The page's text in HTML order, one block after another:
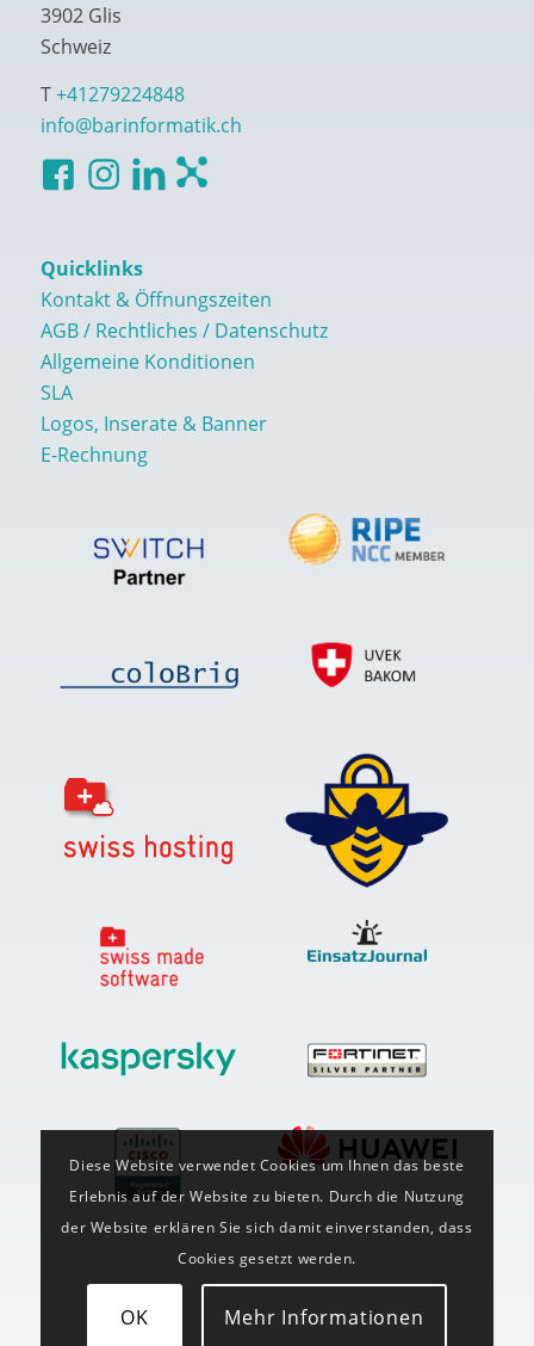
3902 Glis
Schweiz
T+41279224848
info@barinformatik.ch
Quicklinks
Kontakt & Öffnungszeiten
AGB / Rechtliches / Datenschutz
Allgemeine Konditionen
SLA
Logos, Inserate & Banner
E-Rechnung
Diese Website verwendet Cookies um Ihnen das beste
Erlebnis auf der Website zu bieten. Durch die Nutzung
der Website erklären Sie sich damit einverstanden, dass
Cookies gesetzt werden.
OK Mehr Informationen